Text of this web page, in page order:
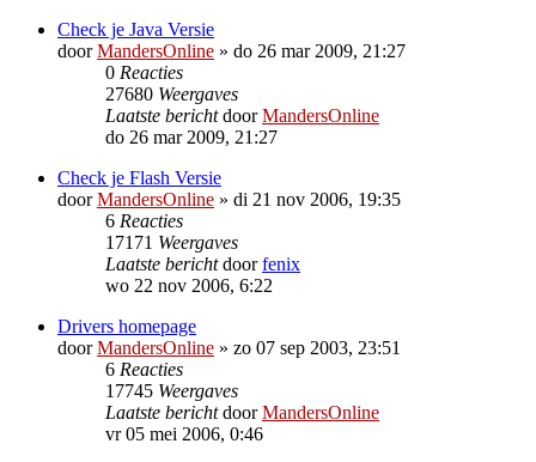
Check je Java Versie
doorMandersOnline » do 26 mar 2009, 21:27
0 Reacties
27680 Weergaves
Laatste berichtdoorMandersOnline
do 26 mar 2009, 21:27
Check je Flash Versie
doorMandersOnline » di 21 nov 2006, 19:35
6 Reacties
17171 Weergaves
Laatste berichtdoorfenix
wo 22 nov 2006, 6:22
Drivers homepage
doorMandersOnline » zo 07 sep 2003, 23:51
6 Reacties
17745 Weergaves
Laatste berichtdoorMandersOnline
vr 05 mei 2006, 0:46